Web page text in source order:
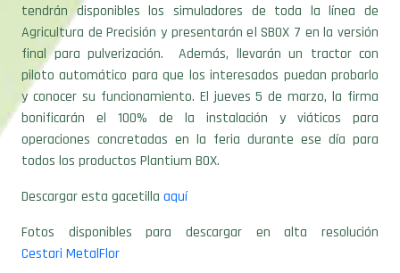
tendrán disponibles los simuladores de toda la línea de
Agricultura de Precisión y presentarán el SBOX 7 en la versión
final para pulverización. Además, llevarán un tractor con
piloto automático para que los interesados puedan probarlo
y conocer su funcionamiento. El jueves 5 de marzo, la firma
bonificarán el 100% de la instalación y viáticos para
operaciones concretadas en la feria durante ese día para
todos los productos Plantium BOX.
Descargar esta gacetilla aquí
Fotos disponibles para descargar en alta resolución
Cestari MetalFlor